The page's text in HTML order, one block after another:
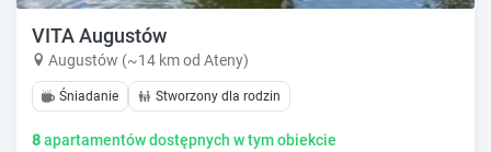
VITA Augustów
Augustów (~14 km od Ateny)
Śniadanie Stworzony dla rodzin
8apartamentów dostępnych w tym obiekcie